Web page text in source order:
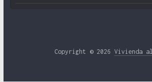
Copyright © 2026Vivienda